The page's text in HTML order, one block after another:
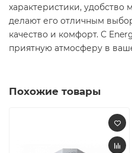
характеристики, удобство
делают его отличным
качество и комфорт. С
приятную атмосферу в
Похожие товары